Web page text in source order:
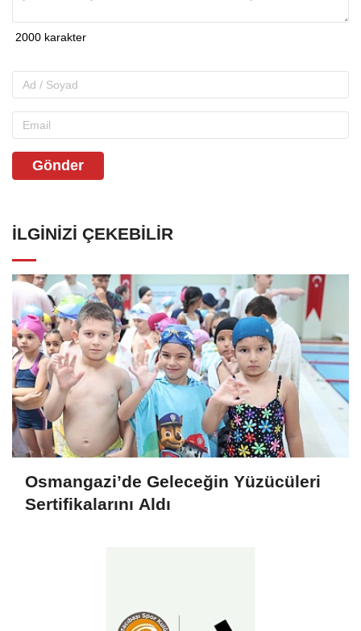
Gönder
İLGINIZI ÇEKEBILIR
Osmangazi’de Geleceğin Yüzücüleri
Sertifikalarını Aldı